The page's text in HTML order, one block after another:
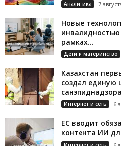
Аналитика 7
Новые
рамках...
Дети и материнство
Казахстан
создал единую
санэпиднадзора
Интернет и сеть 6
ЕС вводит
контента ИИ